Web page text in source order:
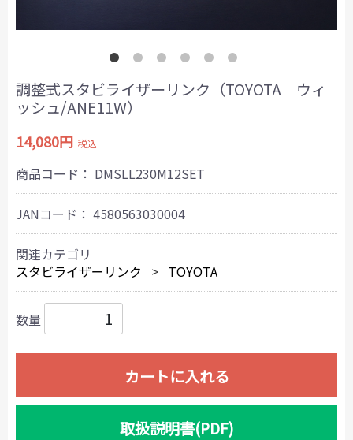
調整式スタビライザーリンク（TOYOTA ウィ
ッシュ/ANE11W）
14,080円 税込
商品コード： DMSLL230M12SET
JANコード： 4580563030004
関連カテゴリ
スタビライザーリンク
TOYOTA
数量
カートに入れる
取扱説明書(PDF)